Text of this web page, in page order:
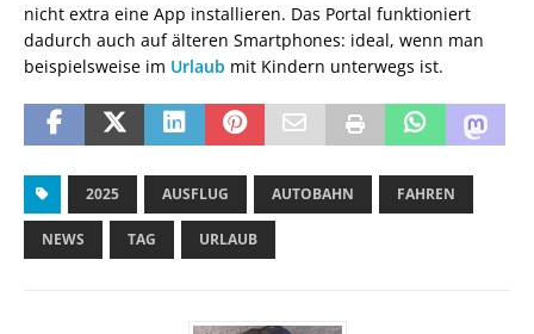
nicht extra eine App installieren. Das Portal funktioniert
dadurch auch auf älteren Smartphones: ideal, wenn man
beispielsweise im Urlaub mit Kindern unterwegs ist.
2025 AUSFLUG AUTOBAHN FAHREN
NEWS TAG URLAUB